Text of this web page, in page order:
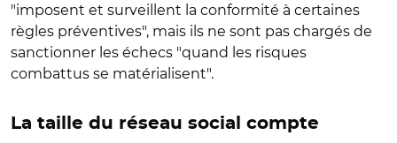
"imposent et surveillent la conformité à certaines
règles préventives", mais ils ne sont pas chargés de
sanctionner les échecs "quand les risques
combattus se matérialisent".
La taille du réseau social compte